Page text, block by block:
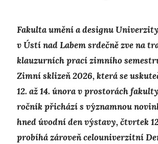
Fakulta umění a designu
v Ústí nad Labem srdečně zve na
klauzurních prací zimního
Zimní sklizeň 2026, která se
12. až 14. února v prostorách
ročník přichází s významnou
hned úvodní den výstavy, čtvrtek
probíhá zároveň celouniverzitní